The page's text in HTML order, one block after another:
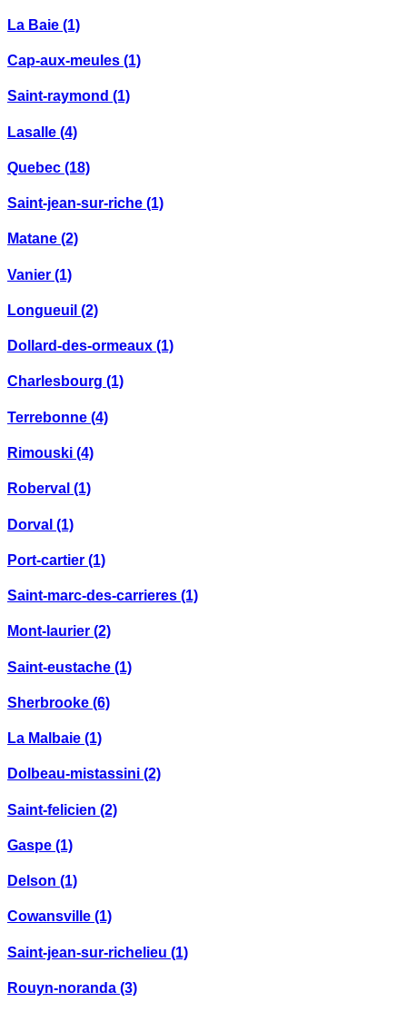
La Baie (1)
Cap-aux-meules (1)
Saint-raymond (1)
Lasalle (4)
Quebec (18)
Saint-jean-sur-riche (1)
Matane (2)
Vanier (1)
Longueuil (2)
Dollard-des-ormeaux (1)
Charlesbourg (1)
Terrebonne (4)
Rimouski (4)
Roberval (1)
Dorval (1)
Port-cartier (1)
Saint-marc-des-carrieres (1)
Mont-laurier (2)
Saint-eustache (1)
Sherbrooke (6)
La Malbaie (1)
Dolbeau-mistassini (2)
Saint-felicien (2)
Gaspe (1)
Delson (1)
Cowansville (1)
Saint-jean-sur-richelieu (1)
Rouyn-noranda (3)